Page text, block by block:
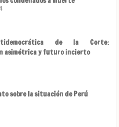
de la Corte:
asimétrica y futuro incierto
sobre la situación de Perú